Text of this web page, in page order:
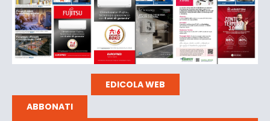
EDICOLA WEB
ABBONATI